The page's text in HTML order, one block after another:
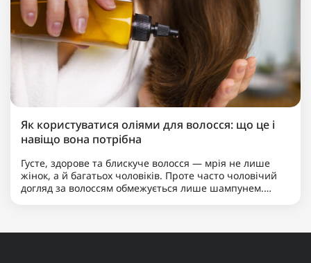
Як користуватися оліями для волосся: що це і
навіщо вона потрібна
Густе, здорове та блискуче волосся — мрія не лише
жінок, а й багатьох чоловіків. Проте часто чоловічий
догляд за волоссям обмежується лише шампунем.